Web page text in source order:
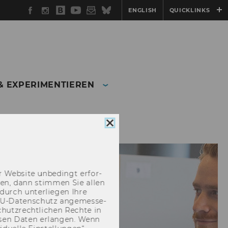
Facebook
Instagram
WU
Blog
YouTube
Newsletter
BlueskyENGLISH QUICKLINKS
EXPERIMENTIEREN
Cookie
schließen
Web­site un­be­dingt er­for­
dann stim­men Sie allen
un­ter­lie­gen Ihre
​Datenschutz an­ge­mes­se­
Rech­te in
Daten er­lan­gen. Wenn